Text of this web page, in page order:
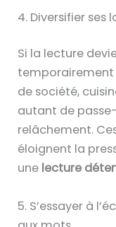
4. Diversifier ses
Si la lecture
temporairement
de société,
autant de
relâchement.
éloignent la
une lecture
5. S’essayer à